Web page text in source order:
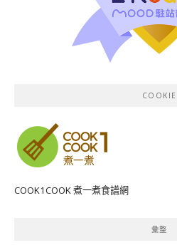
COOKIE
COOK1COOK 煮一煮食譜網
彙整